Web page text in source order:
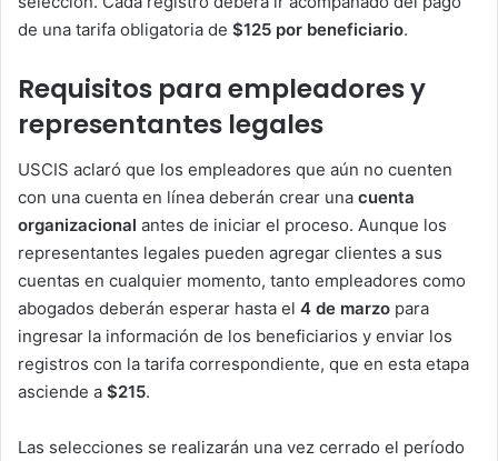
de una tarifa obligatoria de $125 por beneficiario.
Requisitos para empleadores y
representantes legales
USCIS aclaró que los empleadores que aún no cuenten
con una cuenta en línea deberán crear una cuenta
organizacional antes de iniciar el proceso. Aunque los
representantes legales pueden agregar clientes a sus
cuentas en cualquier momento, tanto empleadores como
abogados deberán esperar hasta el 4 de marzo para
ingresar la información de los beneficiarios y enviar los
registros con la tarifa correspondiente, que en esta etapa
asciende a $215.
Las selecciones se realizarán una vez cerrado el período